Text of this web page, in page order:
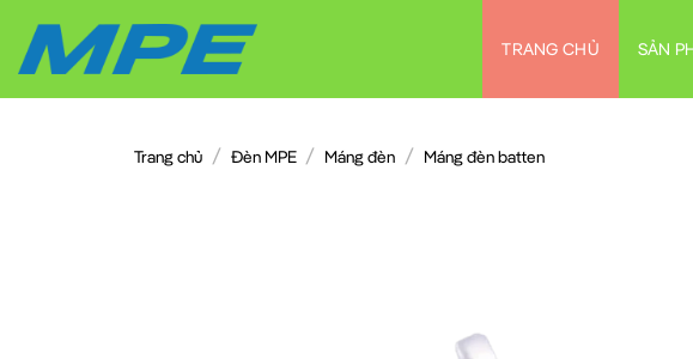
đến
nội
dung
TRANG CHỦ SẢN
Trang chủ / Đèn MPE / Máng đèn / Máng đèn batten